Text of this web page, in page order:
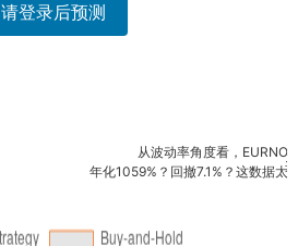
请登录后预测
年化1059%？回撤7.1%？这数据太漂亮
这个
从波动率角度看，EURNOK和